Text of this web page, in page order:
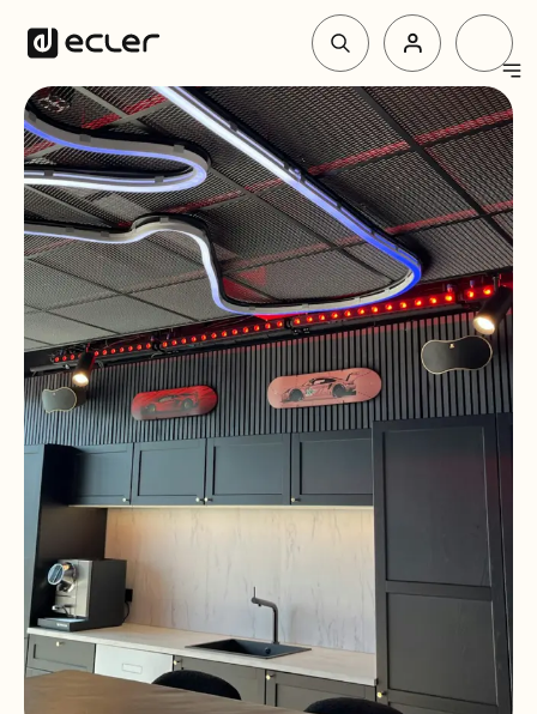
Productos
Soluciones
Por qué Ecler
Soporte y Comunidad